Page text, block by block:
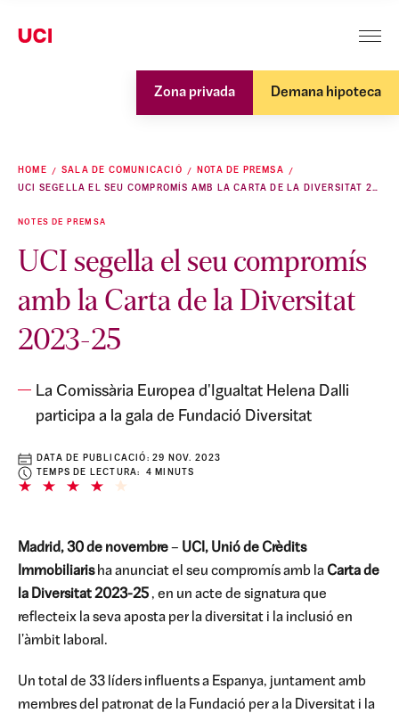
Zona privada Demana hipoteca
HOME SALA DE COMUNICACIÓ
NOTA DE PREMSA
UCI SEGELLA EL SEU COMPROMÍS AMB LA CARTA DE LA DIVERSITAT 2023-25
NOTES DE PREMSA
UCI segella el seu compromís
amb la Carta de la Diversitat
2023-25
La Comissària Europea d'Igualtat Helena Dalli
participa a la gala de Fundació Diversitat
DATA DE PUBLICACIÓ: 29 NOV. 2023
TEMPS DE LECTURA: 4 MINUTS
Madrid, 30 de novembre– UCI, Unió de Crèdits
Immobiliarisha anunciat el seu compromís amb la Carta de
la Diversitat 2023-25 , en un acte de signatura que
reflecteix la seva aposta per la diversitat i la inclusió en
l'àmbit laboral.
Un total de 33 líders influents a Espanya, juntament amb
membres del patronat de la Fundació per a la Diversitat i la